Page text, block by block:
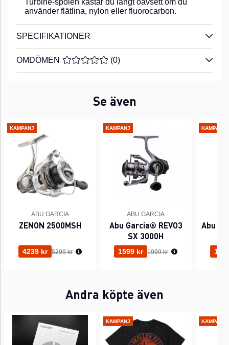
använder flätlina, nylon eller fluorocarbon.
SPECIFIKATIONER
OMDÖMEN MEDELBETYG 0 AV 5 ANTAL BETYG 0
(0)
Se även
KAMPANJ
ABU GARCIA
ZENON 2500MSH
4239 kr Ordinarie pris:
5299 kr
KAMPANJ
ABU GARCIA
Abu Garcia® REVO3
SX 3000H
1599 kr Ordinarie pris:
1999 kr
KAMPANJ
Abu
Andra köpte även
KAMPANJ KAMPANJ